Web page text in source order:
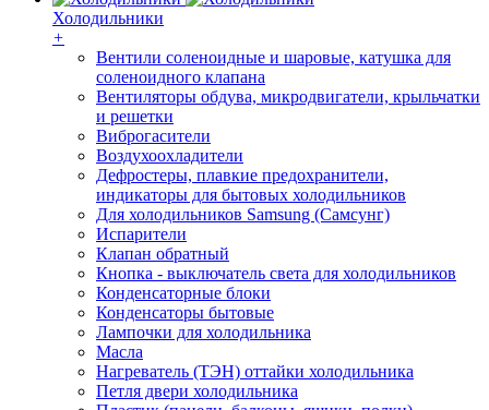
Холодильники
+
Вентили соленоидные и шаровые, катушка для
соленоидного клапана
Вентиляторы обдува, микродвигатели, крыльчатки
и решетки
Виброгасители
Воздухоохладители
Дефростеры, плавкие предохранители,
индикаторы для бытовых холодильников
Для холодильников Samsung (Самсунг)
Испарители
Клапан обратный
Кнопка - выключатель света для холодильников
Конденсаторные блоки
Конденсаторы бытовые
Лампочки для холодильника
Масла
Нагреватель (ТЭН) оттайки холодильника
Петля двери холодильника